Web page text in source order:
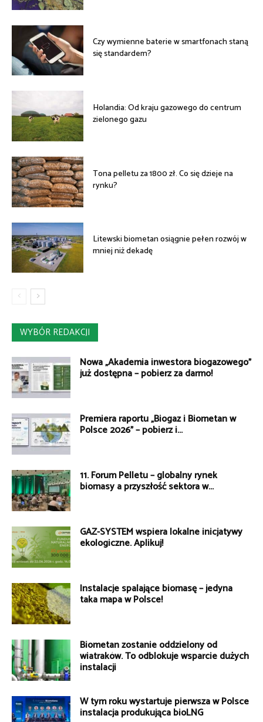
Czy wymienne baterie w smartfonach staną
się standardem?
Holandia: Od kraju gazowego do centrum
zielonego gazu
Tona pelletu za 1800 zł. Co się dzieje na
rynku?
Litewski biometan osiągnie pełen rozwój w
mniej niż dekadę
WYBÓR REDAKCJI
Nowa „Akademia inwestora biogazowego”
już dostępna – pobierz za darmo!
Premiera raportu „Biogaz i Biometan w
Polsce 2026” – pobierz i...
11. Forum Pelletu – globalny rynek
biomasy a przyszłość sektora w...
GAZ-SYSTEM wspiera lokalne inicjatywy
ekologiczne. Aplikuj!
Instalacje spalające biomasę – jedyna
taka mapa w Polsce!
Biometan zostanie oddzielony od
wiatraków. To odblokuje wsparcie dużych
instalacji
W tym roku wystartuje pierwsza w Polsce
instalacja produkująca bioLNG